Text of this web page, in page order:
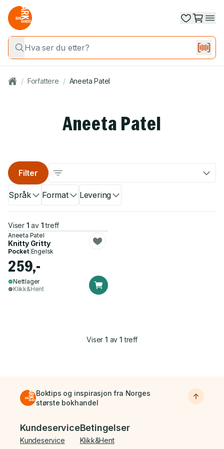
/ Forfattere / Aneeta Patel
Aneeta Patel
Språk Format Levering
Filter
Viser 1 av 1 treff
Aneeta Patel
Knitty Gritty
Pocket| Engelsk
259,-
Nettlager
Klikk&Hent
Viser1 av 1 treff
Boktips og inspirasjon fra Norges
største bokhandel
Bunnmeny
Kundeservice
Kundeservice
Betingelser
Klikk&Hent